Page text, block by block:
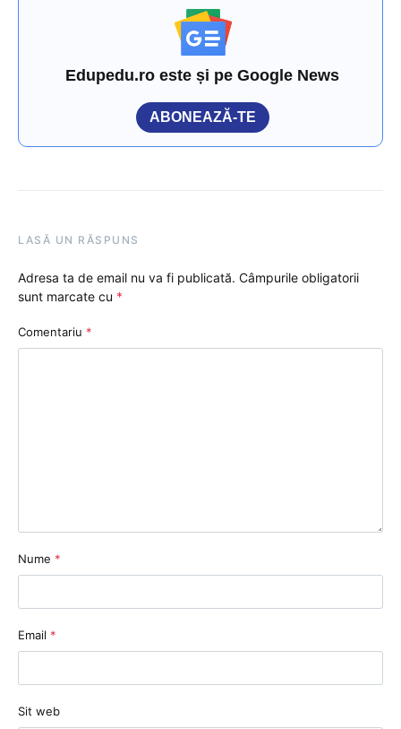
Edupedu.ro este și pe Google News
ABONEAZĂ-TE
LASĂ UN RĂSPUNS
Adresa ta de email nu va fi publicată. Câmpurile obligatorii
sunt marcate cu *
Comentariu *
Nume *
Email *
Sit web